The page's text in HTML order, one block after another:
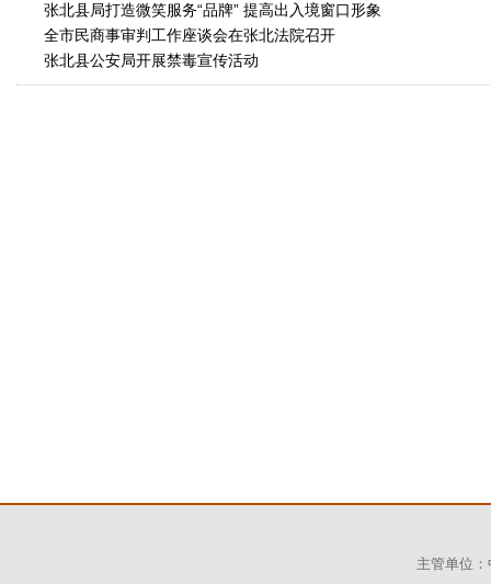
张北县局打造微笑服务“品牌” 提高出入境窗口形象
全市民商事审判工作座谈会在张北法院召开
张北县公安局开展禁毒宣传活动
主管单位